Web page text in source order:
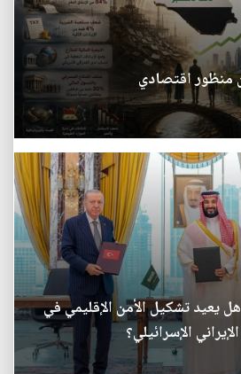
منظور اقتصادي
يعيد تشكيل الأمن الإقليمي في
الإسرائيلي؟